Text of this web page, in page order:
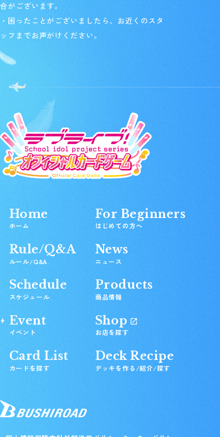
合がございます。
・困ったことがございましたら、お近くのスタ
ッフまでお声がけください。
Home
ホーム
For Beginners
はじめての方へ
Rule/Q&A
ルール/Q&A
News
ニュース
Schedule
スケジュール
Products
商品情報
Event
イベント
Shop
お店を探す
Card List
カードを探す
Deck Recipe
デッキを作る/紹介/探す